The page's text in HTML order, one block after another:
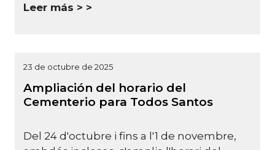
Leer más >
23 de octubre de 2025
Ampliación del horario del
Cementerio para Todos Santos
Del 24 d'octubre i fins a l'1 de novembre,